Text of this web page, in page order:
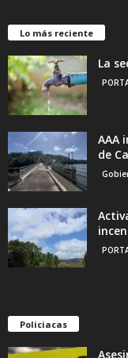
Lo más reciente
La
AAA
de
Policiacas